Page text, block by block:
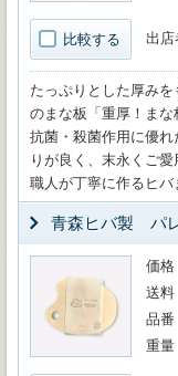
比較する
出店
たっぷりとした厚み
のまな板「重厚！まな
抗菌・殺菌作用に優
りが良く、末永くご愛
職人が丁寧に作るヒバ
青森ヒバ製 パ
価格
送料
品番
重量